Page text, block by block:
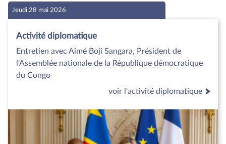
Jeudi 28 mai 2026
Activité diplomatique
Entretien avec Aimé Boji Sangara, Président de
l'Assemblée nationale de la République démocratique
du Congo
voir l'activité diplomatique